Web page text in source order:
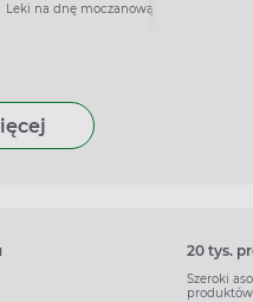
Leki na dnę moczanową
20 tys.
Szeroki
produktów